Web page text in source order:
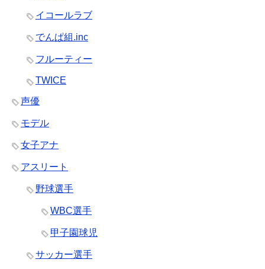
イコールラブ
でんぱ組.inc
フルーティー
TWICE
声優
モデル
女子アナ
アスリート
野球選手
WBC選手
甲子園球児
サッカー選手